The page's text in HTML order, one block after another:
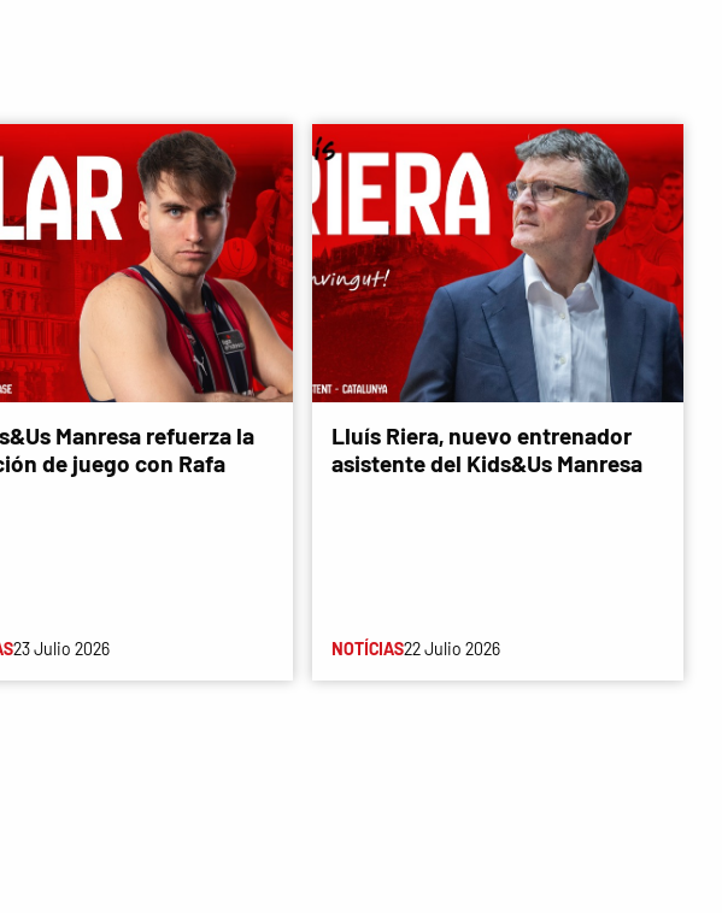
Manresa refuerza la
de juego con Rafa
23 Julio 2026
Lluís Riera, nuevo entrenador
asistente del Kids&Us Manresa
NOTÍCIAS22 Julio 2026